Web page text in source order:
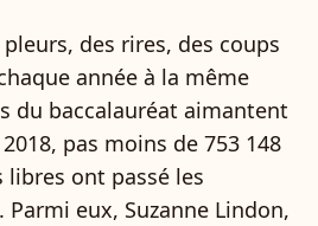
des rires, des coups
année à la même
du baccalauréat aimantent
pas moins de 753 148
libres ont passé les
eux, Suzanne Lindon,